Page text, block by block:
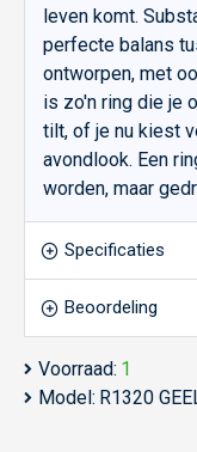
leven komt.
perfecte balans
ontworpen, met
is zo'n ring die je
tilt, of je nu kiest
avondlook. Een
worden, maar
Specificaties
Beoordeling
Voorraad: 1
Model: R1320